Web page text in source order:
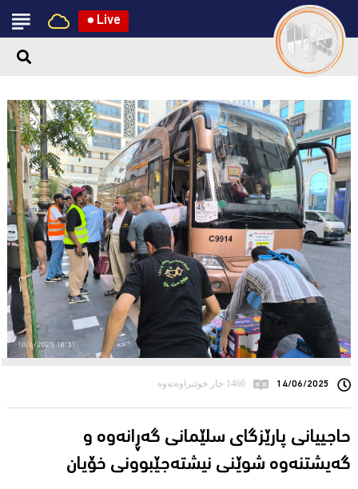
● Live
14/06/2025 1466 جار خوێنراوەتەوە
حاجییانی پارێزگای سلێمانی گەڕانەوە و
گەیشتنەوە شوێنى نیشتەجێبوونى خۆیان